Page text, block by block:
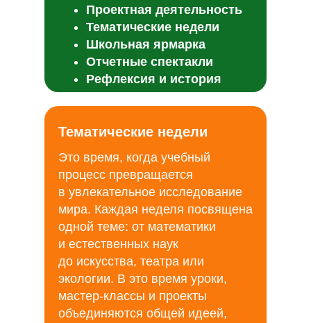
Это время, когда учебный
процесс превращается
в увлекательное исследование
мира. Каждая неделя посвящена
одной теме: от математики
и естественных наук
до искусства, театра или
экологии. В это время уроки,
мастер-классы и проекты
объединяются общей идеей,
Тематические недели
Проектная деятельность
Тематические недели
Школьная ярмарка
Отчетные спектакли
Рефлексия и история
успеха